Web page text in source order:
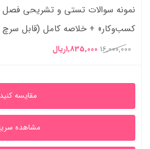
نمونه سوالات تستی و تشریحی
کسب‌وکار» + خلاصه کامل (قابل سرچ
دانشگاهی
16,000,000 قیمت
16,000,000ریال
1,835,000ریال
1,835,000ریال
مقایسه کنید
مشاهده